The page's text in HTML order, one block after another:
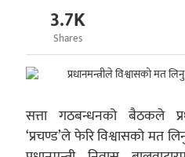
3.7K
Shares
सत्ता गठबन्धनको बैठकले
‘प्रचण्ड’ले फेरि विश्वासको मत